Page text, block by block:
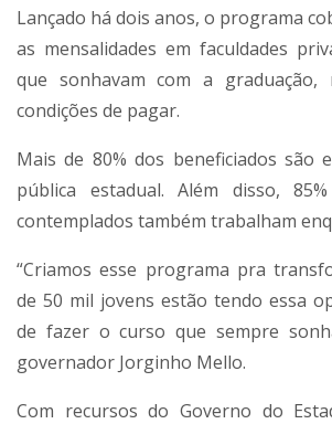
Lançado há dois anos, o programa
as mensalidades em faculdades
que sonhavam com a graduação,
condições de pagar.
Mais de 80% dos beneficiados são
pública estadual. Além disso,
contemplados também trabalham
“Criamos esse programa pra
de 50 mil jovens estão tendo essa
de fazer o curso que sempre
governador Jorginho Mello.
Com recursos do Governo do